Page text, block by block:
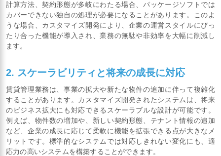
計算方法、契約形態が多岐にわたる場合、パッケージソフトでは
カバーできない独自の処理が必要になることがあります。このよ
うな場合、カスタマイズ開発により、企業の運営スタイルにぴっ
たり合った機能が導入され、業務の無駄や非効率を大幅に削減し
ます。
2. スケーラビリティと将来の成長に対応
賃貸管理業務は、事業の拡大や新たな物件の追加に伴って複雑化
することがあります。カスタマイズ開発されたシステムは、将来
のビジネス拡大にも対応できるスケーラブルな設計が可能です。
例えば、物件数の増加や、新しい契約形態、テナント情報の追加
など、企業の成長に応じて柔軟に機能を拡張できる点が大きなメ
リットです。標準的なシステムでは対応しきれない変化にも、適
応力の高いシステムを構築することができます。